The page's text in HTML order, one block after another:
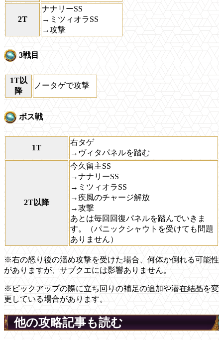
2T
ナナリーSS
→ミツィオラSS
→攻撃
3戦目
1T以
降
ノータゲで攻撃
ボス戦
1T
右タゲ
→ヴィタパネルを踏む
2T以降
今久留主SS
→ナナリーSS
→ミツィオラSS
→疾風のチャージ解放
→攻撃
あとは毎回回復パネルを踏んでいきま
す。（パニックシャウトを受けても問題
ありません）
※右の怒り後の溜め攻撃を受けた場合、何体か倒れる可能性
がありますが、サブクエには影響ありません。
※ピックアップの際に立ち回りの補足の追加や潜在結晶を変
更している場合があります。
他の攻略記事も読む